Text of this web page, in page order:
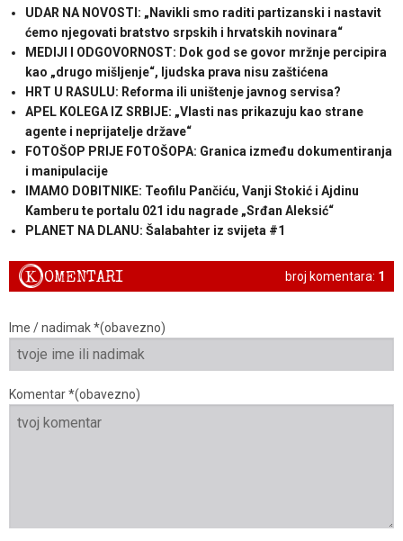
UDAR NA NOVOSTI: „Navikli smo raditi partizanski i nastavit
ćemo njegovati bratstvo srpskih i hrvatskih novinara“
MEDIJI I ODGOVORNOST: Dok god se govor mržnje percipira
kao „drugo mišljenje“, ljudska prava nisu zaštićena
HRT U RASULU: Reforma ili uništenje javnog servisa?
APEL KOLEGA IZ SRBIJE: „Vlasti nas prikazuju kao strane
agente i neprijatelje države“
FOTOŠOP PRIJE FOTOŠOPA: Granica između dokumentiranja
i manipulacije
IMAMO DOBITNIKE: Teofilu Pančiću, Vanji Stokić i Ajdinu
Kamberu te portalu 021 idu nagrade „Srđan Aleksić“
PLANET NA DLANU: Šalabahter iz svijeta #1
broj komentara: 1
KOMENTARI
Ime / nadimak *(obavezno)
Komentar *(obavezno)